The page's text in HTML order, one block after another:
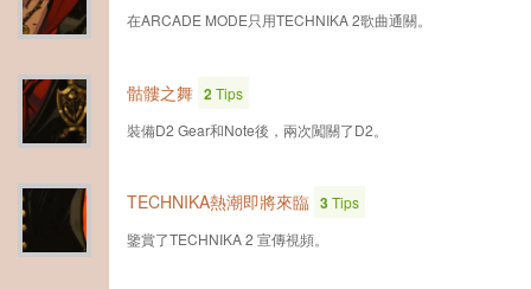
在ARCADE MODE只用TECHNIKA 2歌曲通關。
骷髏之舞 2Tips
裝備D2 Gear和Note後，兩次闖關了D2。
TECHNIKA熱潮即將來臨 3Tips
鑒賞了TECHNIKA 2 宣傳視頻。